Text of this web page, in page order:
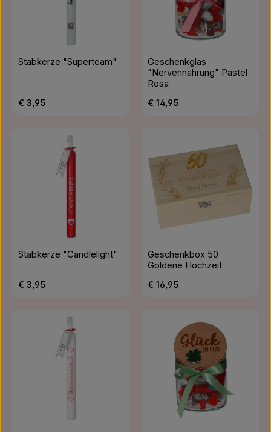
Stabkerze "Superteam"
Regulärer Preis:
€ 3,95
Geschenkglas
"Nervennahrung" Pastel
Rosa
Regulärer Preis:
€ 14,95
Stabkerze "Candlelight"
Regulärer Preis:
€ 3,95
Geschenkbox 50
Goldene Hochzeit
Regulärer Preis:
€ 16,95